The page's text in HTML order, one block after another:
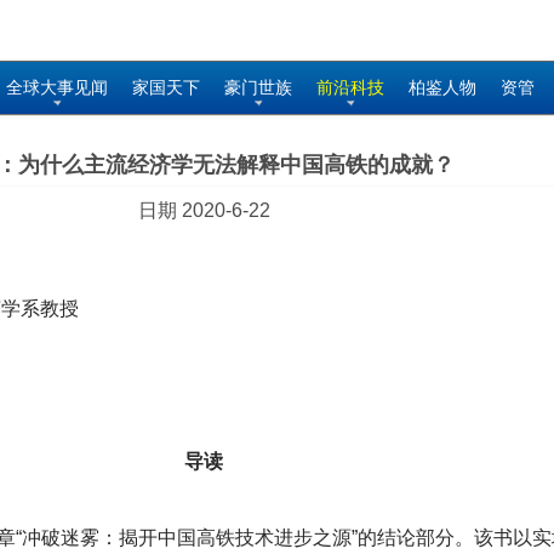
全球大事见闻 家国天下 豪门世族 前沿科技 柏鉴人物 资管
为什么主流经济学无法解释中国高铁的成就？
日期 2020-6-22
系教授
导读
“冲破迷雾：揭开中国高铁技术进步之源”的结论部分。该书以